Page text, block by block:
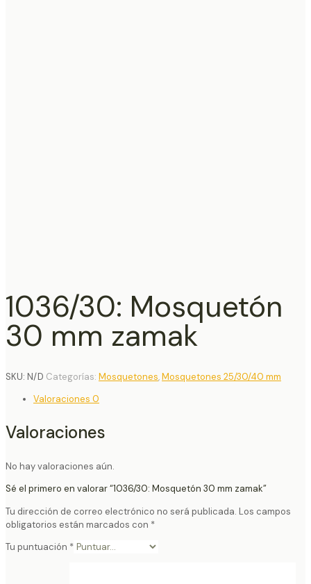
1036/30: Mosquetón
30 mm zamak
SKU: N/D Categorías: Mosquetones,Mosquetones 25/30/40 mm
Valoraciones 0
Valoraciones
No hay valoraciones aún.
Sé el primero en valorar “1036/30: Mosquetón 30 mm zamak”
Tu dirección de correo electrónico no será publicada. Los campos
obligatorios están marcados con *
Tu puntuación *